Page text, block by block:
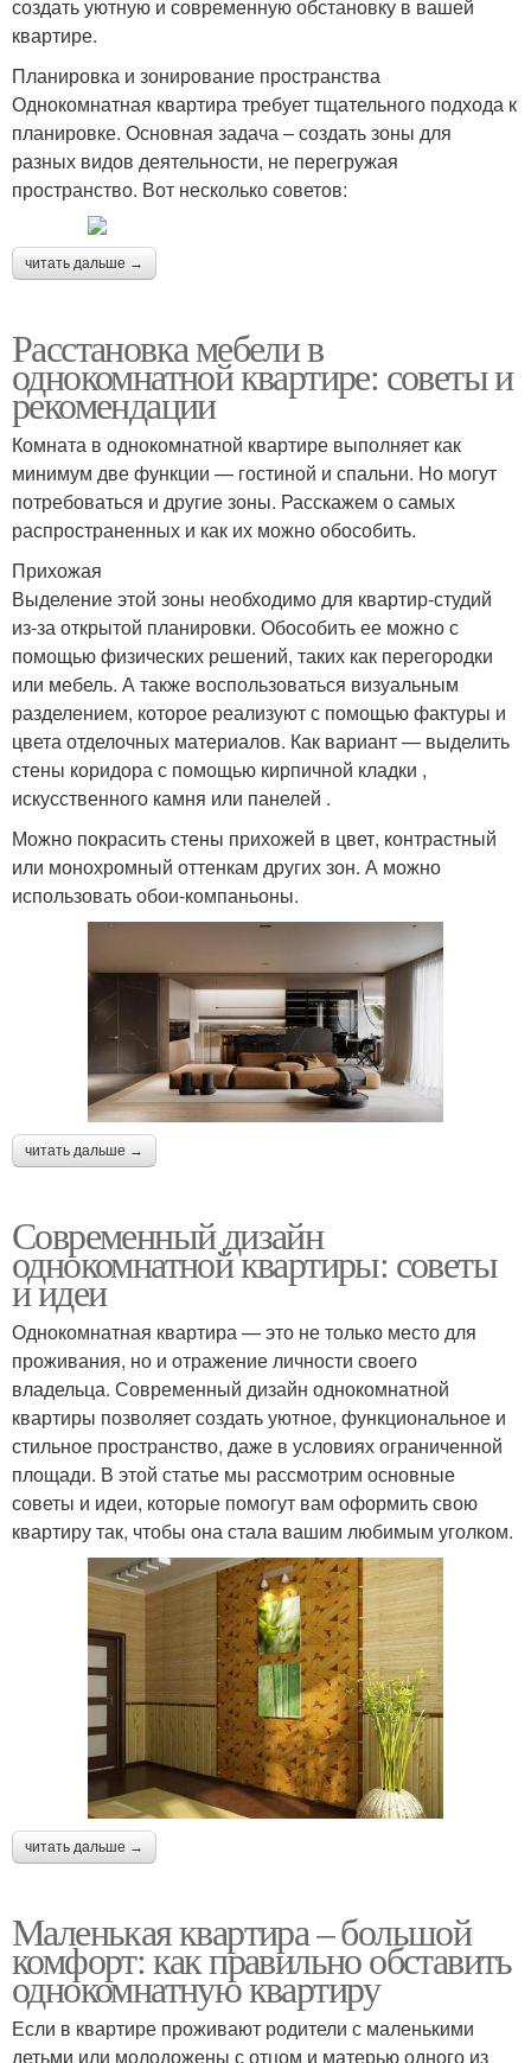
создать уютную и современную обстановку в вашей
квартире.
Планировка и зонирование пространства
Однокомнатная квартира требует тщательного подхода к
планировке. Основная задача – создать зоны для
разных видов деятельности, не перегружая
пространство. Вот несколько советов:
читать дальше →
Расстановка мебели в
однокомнатной квартире: советы и
рекомендации
Комната в однокомнатной квартире выполняет как
минимум две функции — гостиной и спальни. Но могут
потребоваться и другие зоны. Расскажем о самых
распространенных и как их можно обособить.
Прихожая
Выделение этой зоны необходимо для квартир-студий
из-за открытой планировки. Обособить ее можно с
помощью физических решений, таких как перегородки
или мебель. А также воспользоваться визуальным
разделением, которое реализуют с помощью фактуры и
цвета отделочных материалов. Как вариант — выделить
стены коридора с помощью кирпичной кладки ,
искусственного камня или панелей .
Можно покрасить стены прихожей в цвет, контрастный
или монохромный оттенкам других зон. А можно
использовать обои-компаньоны.
читать дальше →
Современный дизайн
однокомнатной квартиры: советы
и идеи
Однокомнатная квартира — это не только место для
проживания, но и отражение личности своего
владельца. Современный дизайн однокомнатной
квартиры позволяет создать уютное, функциональное и
стильное пространство, даже в условиях ограниченной
площади. В этой статье мы рассмотрим основные
советы и идеи, которые помогут вам оформить свою
квартиру так, чтобы она стала вашим любимым уголком.
читать дальше →
Маленькая квартира – большой
комфорт: как правильно обставить
однокомнатную квартиру
Если в квартире проживают родители с маленькими
детьми или молодожены с отцом и матерью одного из